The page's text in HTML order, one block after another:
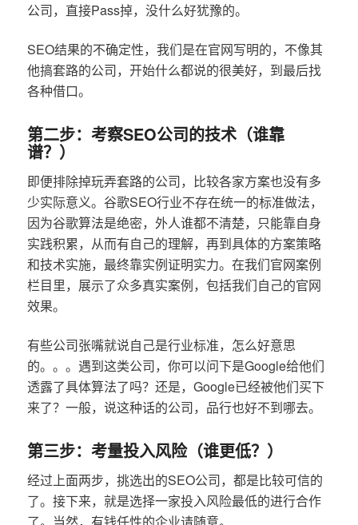
公司，直接Pass掉，没什么好犹豫的。
SEO结果的不确定性，我们是在官网写明的，不像其
他搞套路的公司，开始什么都说的很美好，到最后找
各种借口。
第二步：考察SEO公司的技术（谁靠
谱？）
即便排除掉玩弄套路的公司，比较各家方案也没有多
少实际意义。谷歌SEO行业不存在统一的标准做法，
因为谷歌算法是绝密，外人谁都不清楚，只能靠自身
实践积累，从而有自己的理解，再到具体的方案策略
和技术实施，最终靠实例证明实力。在我们官网案例
栏目里，展示了众多真实案例，包括我们自己的官网
效果。
有些公司张嘴就说自己是行业标准，怎么好意思
的。。。遇到这类公司，你可以问下是Google给他们
透露了具体算法了吗？还是，Google已经被他们买下
来了？一般，说这种话的公司，品行也好不到哪去。
第三步：考量投入风险（谁更低？）
经过上面两步，挑选出的SEO公司，都是比较可信的
了。接下来，就是选择一家投入风险最低的进行合作